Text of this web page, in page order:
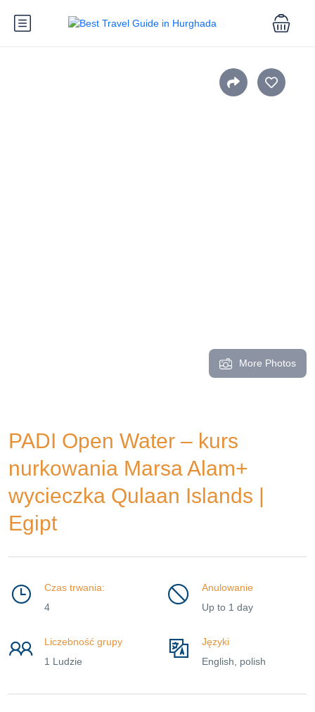
More Photos
PADI Open Water – kurs
nurkowania Marsa Alam+
wycieczka Qulaan Islands |
Egipt
Czas trwania:
4
Anulowanie
Up to 1 day
Liczebność grupy
1 Ludzie
Języki
English, polish